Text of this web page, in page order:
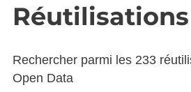
Réutilisations
Rechercher parmi les 233
Open Data